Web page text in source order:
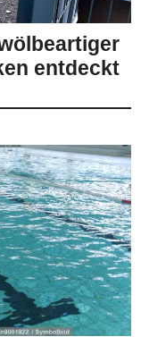
entdeckt